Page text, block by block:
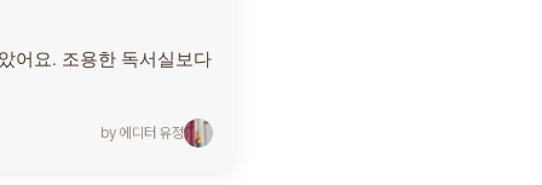
어요. 조용한 독서실보다
by 에디터 유정